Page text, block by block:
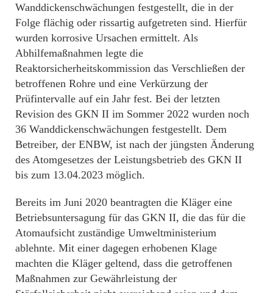
Wanddickenschwächungen festgestellt, die in der
Folge flächig oder rissartig aufgetreten sind. Hierfür
wurden korrosive Ursachen ermittelt. Als
Abhilfemaßnahmen legte die
Reaktorsicherheitskommission das Verschließen der
betroffenen Rohre und eine Verkürzung der
Prüfintervalle auf ein Jahr fest. Bei der letzten
Revision des GKN II im Sommer 2022 wurden noch
36 Wanddickenschwächungen festgestellt. Dem
Betreiber, der ENBW, ist nach der jüngsten Änderung
des Atomgesetzes der Leistungsbetrieb des GKN II
bis zum 13.04.2023 möglich.
Bereits im Juni 2020 beantragten die Kläger eine
Betriebsuntersagung für das GKN II, die das für die
Atomaufsicht zuständige Umweltministerium
ablehnte. Mit einer dagegen erhobenen Klage
machten die Kläger geltend, dass die getroffenen
Maßnahmen zur Gewährleistung der